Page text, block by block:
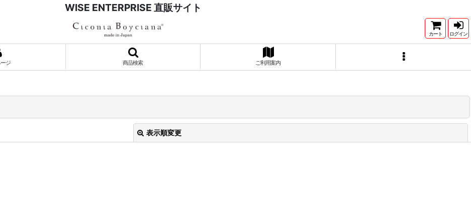
WISE ENTERPRISE 直販サイト
カート ログイン
ジ 商品検索 ご利用案内
表示順変更